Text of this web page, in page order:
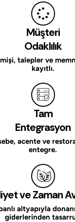
Müşteri
Odaklılık
talepler ve
kayıtlı.
Tam
Entegrasyon
acente ve
entegre.
ve Zaman
altyapıyla
giderlerinden